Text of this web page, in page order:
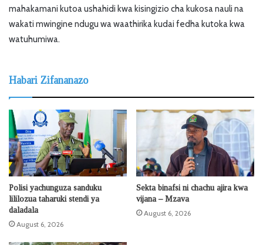
mahakamani kutoa ushahidi kwa kisingizio cha kukosa nauli na
wakati mwingine ndugu wa waathirika kudai fedha kutoka kwa
watuhumiwa.
Habari Zifananazo
Polisi yachunguza sanduku
lililozua taharuki stendi ya
daladala
August 6, 2026
Sekta binafsi ni chachu ajira kwa
vijana – Mzava
August 6, 2026